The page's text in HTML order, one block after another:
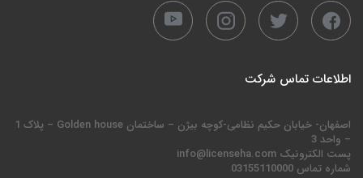
اطلاعات تماس شرکت
اصفهان- خیابان حکیم نظامی-کوچه بیژن – ساختمان Golden house – پلاک 1
– واحد 3
پست الکترونیک info@licenseha.com
شماره تماس 03155110000